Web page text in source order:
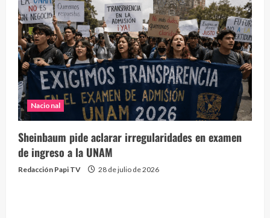
Nacional
Sheinbaum pide aclarar irregularidades en examen
de ingreso a la UNAM
Redacción Papi TV 28 de julio de 2026